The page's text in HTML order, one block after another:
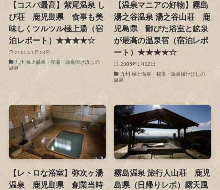
【コスパ最高】紫尾温泉 し
び荘 鹿児島県 食事も美
味しくツルツル極上湯（宿
泊レポート）★★★★☆
2005年1月13日
九州 極上温泉・秘湯・源泉掛け流しの
温泉
【温泉マニアの好物】霧島
湯之谷温泉 湯之谷山荘 鹿
児島県 鄙びた浴室と鉱泉
が最高の温泉宿（宿泊レポ
ート）★★★★☆
2005年1月12日
九州 極上温泉・秘湯・源泉掛け流しの
温泉
【レトロな浴室】弥次ヶ湯
温泉 鹿児島県 創業当時
霧島温泉 旅行人山荘 鹿児
島県（日帰りレポ）露天風